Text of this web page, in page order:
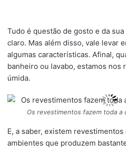
Tudo é questão de gosto e da
claro. Mas além disso, vale levar
algumas características. Afinal,
banheiro ou lavabo, estamos nos
úmida.
Os revestimentos fazem toda a
E, a saber, existem
ambientes que produzem